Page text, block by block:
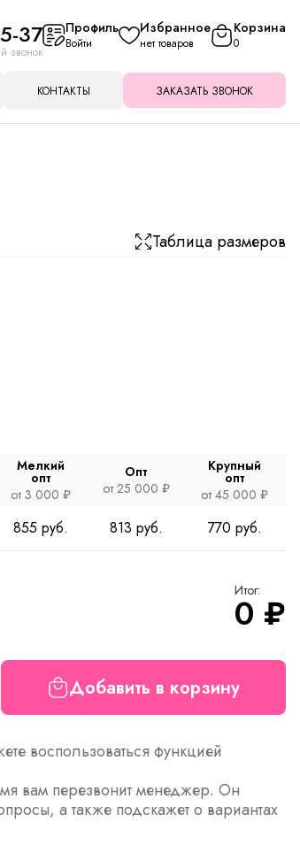
37
звонок
Профиль
Войти
Избранное
нет товаров
Корзина
0
КОНТАКТЫ ЗАКАЗАТЬ ЗВОНОК
Таблица размеров
Мелкий
опт
от 3 000 ₽
Опт
от 25 000 ₽
Крупный
опт
от 45 000 ₽
855 руб. 813 руб. 770 руб.
Итог:
0 ₽
Добавить в корзину
воспользоваться функцией
вам перезвонит менеджер. Он
а также подскажет о вариантах